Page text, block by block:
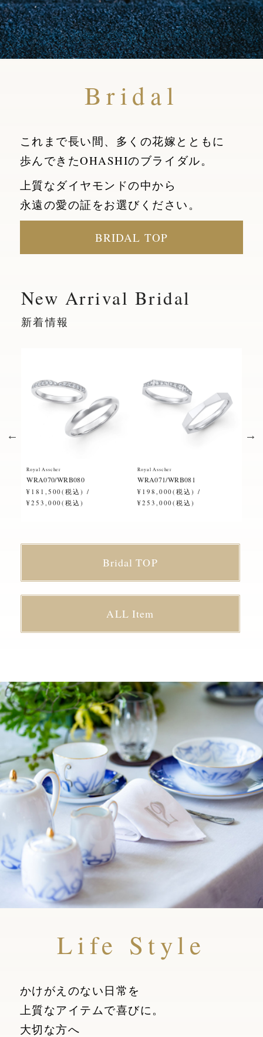
Bridal
これまで長い間、多くの花嫁とともに
歩んできたOHASHIのブライダル。
上質なダイヤモンドの中から
永遠の愛の証をお選びください。
BRIDAL TOP
New Arrival Bridal
新着情報
Royal Asscher
WRA070/WRB080
¥181,500(税込) /
¥253,000(税込)
Royal Asscher
WRA071/WRB081
¥198,000(税込) /
¥253,000(税込)
Bridal TOP
ALL Item
Life Style
かけがえのない日常を
上質なアイテムで喜びに。
大切な方へ